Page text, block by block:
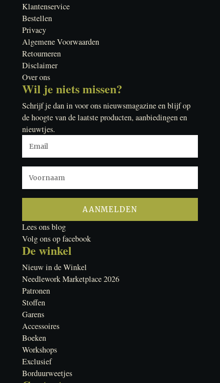
Klantenservice
Bestellen
Privacy
Algemene Voorwaarden
Retourneren
Disclaimer
Over ons
Wil je niets missen?
Schrijf je dan in voor ons nieuwsmagazine en blijf op
de hoogte van de laatste producten, aanbiedingen en
nieuwtjes.
Lees ons blog
Volg ons op facebook
De winkel
Nieuw in de Winkel
Needlework Marketplace 2026
Patronen
Stoffen
Garens
Accessoires
Boeken
Workshops
Exclusief
Borduurweetjes